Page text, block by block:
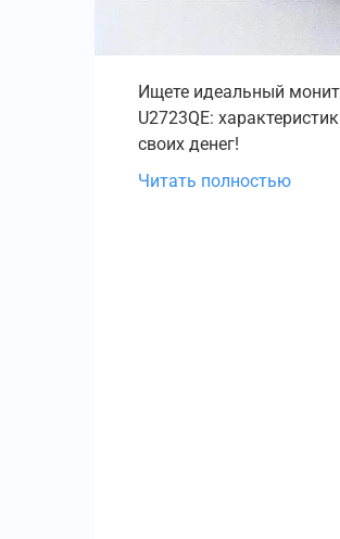
Ищете идеальный
U2723QE:
своих денег!
Читать полностью